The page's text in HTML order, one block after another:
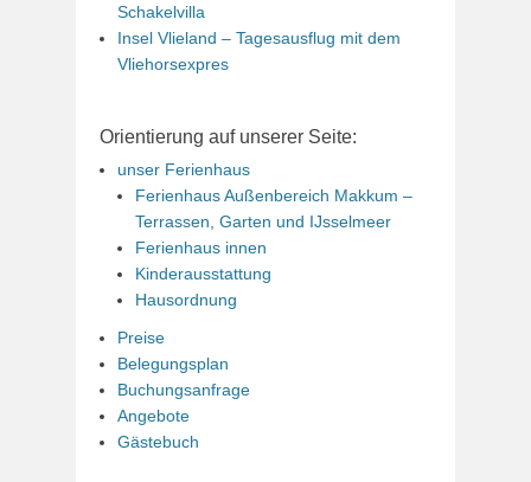
Schakelvilla
Insel Vlieland – Tagesausflug mit dem
Vliehorsexpres
Orientierung auf unserer Seite:
unser Ferienhaus
Ferienhaus Außenbereich Makkum –
Terrassen, Garten und IJsselmeer
Ferienhaus innen
Kinderausstattung
Hausordnung
Preise
Belegungsplan
Buchungsanfrage
Angebote
Gästebuch